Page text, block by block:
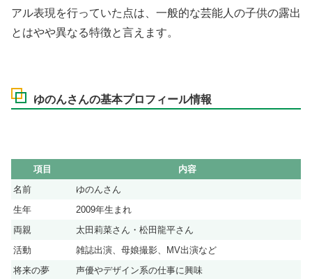
アル表現を行っていた点は、一般的な芸能人の子供の露出
とはやや異なる特徴と言えます。
ゆのんさんの基本プロフィール情報
項目
内容
名前
ゆのんさん
生年
2009年生まれ
両親
太田莉菜さん・松田龍平さん
活動
雑誌出演、母娘撮影、MV出演など
将来の夢
声優やデザイン系の仕事に興味